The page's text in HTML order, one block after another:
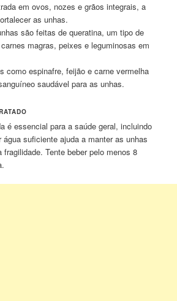
em ovos, nozes e grãos integrais, a
as unhas.
são feitas de queratina, um tipo de
magras, peixes e leguminosas em
como espinafre, feijão e carne vermelha
saudável para as unhas.
é essencial para a saúde geral, incluindo
suficiente ajuda a manter as unhas
fragilidade. Tente beber pelo menos 8